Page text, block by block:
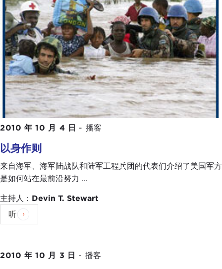
2010 年 10 月 4 日 - 播客
以身作则
来自海军、海军陆战队和陆军工程兵团的代表们介绍了美国军方
是如何站在最前沿努力 ...
主持人： Devin T. Stewart
听
2010 年 10 月 3 日 - 播客